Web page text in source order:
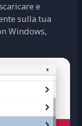
e
sulla tua
Windows,